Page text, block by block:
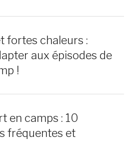
fortes chaleurs :
aux épisodes de
!
en camps : 10
fréquentes et